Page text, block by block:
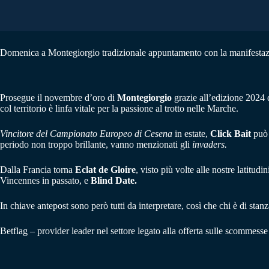
Domenica a Montegiorgio tradizionale appuntamento con la
Prosegue il novembre d’oro di Montegiorgio grazie all’edizione 2024
col territorio è linfa vitale per la passione al trotto nelle Marche.
Vincitore del Campionato Europeo di Cesena in estate, Click Bait può
periodo non troppo brillante, vanno menzionati gli invaders.
Dalla Francia torna Eclat de Gloire, visto più volte alle nostre
Vincennes in passato, e Blind Date.
In chiave antepost sono però tutti da interpretare, così che chi è di
Betflag – provider leader nel settore legato alla offerta sulle